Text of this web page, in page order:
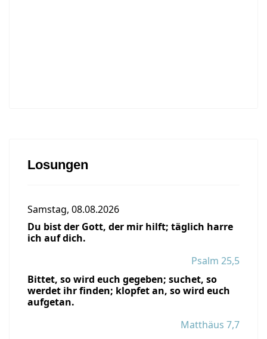
Losungen
Samstag, 08.08.2026
Du bist der Gott, der mir hilft; täglich harre
ich auf dich.
Psalm 25,5
Bittet, so wird euch gegeben; suchet, so
werdet ihr finden; klopfet an, so wird euch
aufgetan.
Matthäus 7,7